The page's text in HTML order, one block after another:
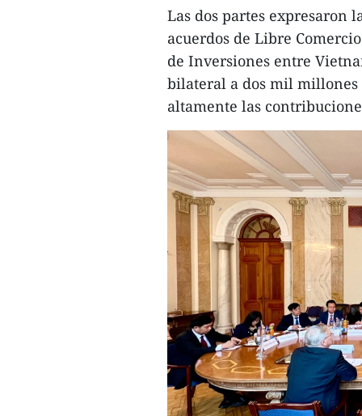
Las dos partes expresaron
acuerdos de Libre
de Inversiones entre
bilateral a dos mil millones
altamente las